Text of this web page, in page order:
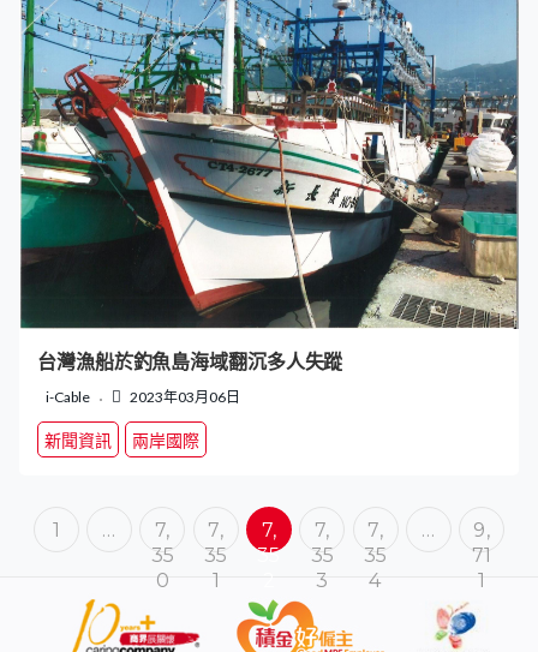
台灣漁船於釣魚島海域翻沉多人失蹤
i-Cable 2023年03月06日
新聞資訊 兩岸國際
1 …
7,
35
0
7,
35
1
7,
35
7,
35
3
7,
35
4
…
9,
71
1